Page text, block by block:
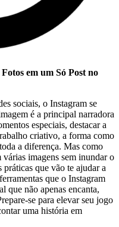
em um Só Post no
sociais, o Instagram se‌
é a principal narradora
especiais, destacar a
criativo, a forma como
a diferença. Mas como
várias imagens sem inundar​ o
que vão te ajudar ⁣a
que o Instagram
que não apenas encanta,
se para ⁤elevar seu jogo
uma história em